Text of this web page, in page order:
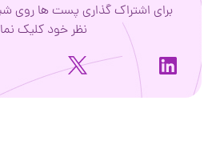
برای اشتراک گذاری پست ها روی
نظر خود کلیک